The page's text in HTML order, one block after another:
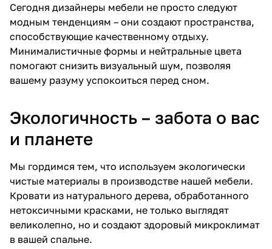
Сегодня дизайнеры мебели не просто следуют
модным тенденциям – они создают пространства,
способствующие качественному отдыху.
Минималистичные формы и нейтральные цвета
помогают снизить визуальный шум, позволяя
вашему разуму успокоиться перед сном.
Экологичность – забота о вас
и планете
Мы гордимся тем, что используем экологически
чистые материалы в производстве нашей мебели.
Кровати из натурального дерева, обработанного
нетоксичными красками, не только выглядят
великолепно, но и создают здоровый микроклимат
в вашей спальне.